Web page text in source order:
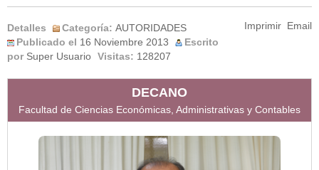
Imprimir Email
Detalles Categoría: AUTORIDADES
Publicado el 16 Noviembre 2013
Escrito
por Super Usuario Visitas: 128207
DECANO
Facultad de Ciencias Económicas, Administrativas y Contables